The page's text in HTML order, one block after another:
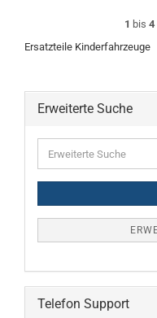
1 bis 4
Ersatzteile Kinderfahrzeuge
Erweiterte Suche
Suche
Telefon Support